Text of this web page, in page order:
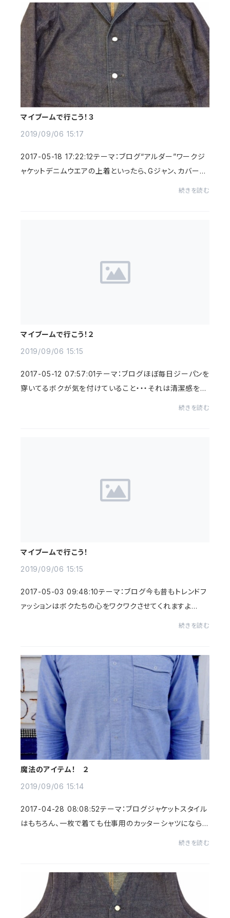
マイブームで行こう！３
2019/09/06 15:17
2017-05-18 17:22:12テーマ：ブログ“アルダー”ワークジ
ャケットデニムウエアの上着といったら、Gジャン、カバーオ
続きを読む
マイブームで行こう！２
2019/09/06 15:15
2017-05-12 07:57:01テーマ：ブログほぼ毎日ジーパンを
穿いてるボクが気を付けていること・・・それは清潔感を失
続きを読む
マイブームで行こう！
2019/09/06 15:15
2017-05-03 09:48:10テーマ：ブログ今も昔もトレンドフ
ァッションはボクたちの心をワクワクさせてくれますよ
続きを読む
魔法のアイテム！ ２
2019/09/06 15:14
2017-04-28 08:08:52テーマ：ブログジャケットスタイル
はもちろん、一枚で着ても仕事用のカッターシャツになら
続きを読む